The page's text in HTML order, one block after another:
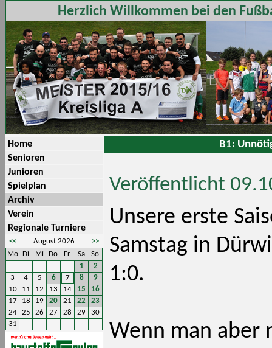
Herzlich Willkommen bei den
Home
Senioren
Junioren
Spielplan
Archiv
Verein
Regionale Turniere
<< >>
August 2026
Mo Di Mi Do Fr Sa
So
1
2
3
4 5 6 7 8
9
10
11 12 13 14 15
16
17
18 19 20 21 22
23
24
25 26 27 28 29
30
31
B1:
Veröffentlicht
Unsere erste
Samstag in
1:0.
Wenn man aber